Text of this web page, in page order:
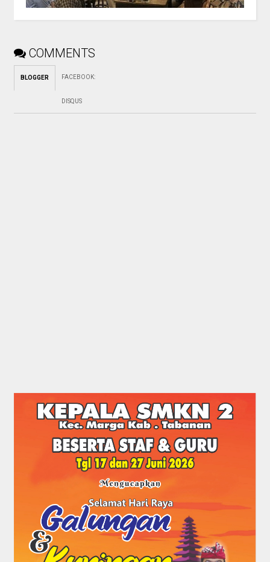
COMMENTS
BLOGGER FACEBOOK:
DISQUS